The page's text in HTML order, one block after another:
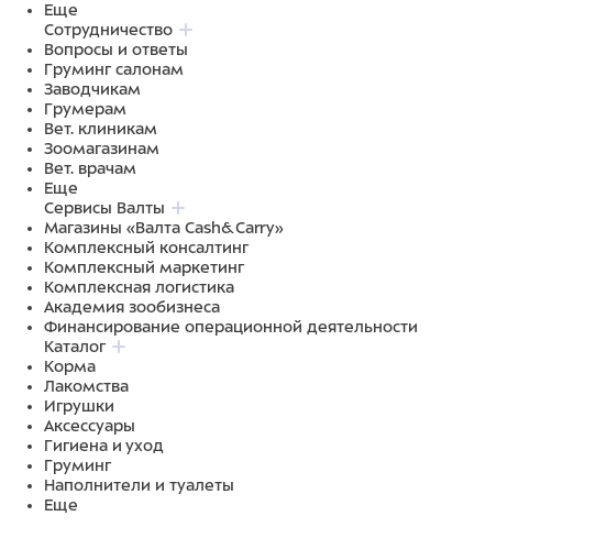
Еще
Сотрудничество
Вопросы и ответы
Груминг салонам
Заводчикам
Грумерам
Вет. клиникам
Зоомагазинам
Вет. врачам
Еще
Сервисы Валты
Магазины «Валта Cash&Carry»
Комплексный консалтинг
Комплексный маркетинг
Комплексная логистика
Академия зообизнеса
Финансирование операционной деятельности
Каталог
Корма
Лакомства
Игрушки
Аксессуары
Гигиена и уход
Груминг
Наполнители и туалеты
Еще